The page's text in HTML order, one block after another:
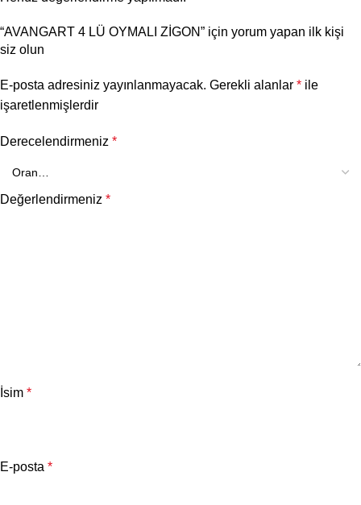
“AVANGART 4 LÜ OYMALI ZİGON” için yorum yapan ilk kişi
siz olun
E-posta adresiniz yayınlanmayacak. Gerekli alanlar * ile
işaretlenmişlerdir
Derecelendirmeniz *
Değerlendirmeniz *
İsim *
E-posta *